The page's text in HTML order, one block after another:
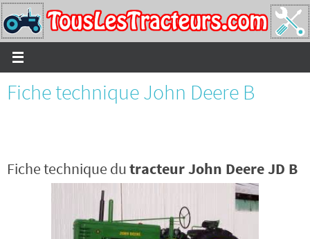
Passer
vers
le
contenu
Fiche technique John Deere B
Fiche technique dutracteur John Deere JD B